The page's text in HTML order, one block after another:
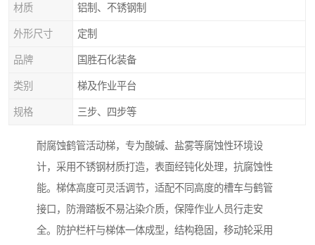
材质 铝制、不锈钢制
外形尺寸 定制
品牌 国胜石化装备
类别 梯及作业平台
规格 三步、四步等
耐腐蚀鹤管活动梯，专为酸碱、盐雾等腐蚀性环境设
计，采用不锈钢材质打造，表面经钝化处理，抗腐蚀性
能。梯体高度可灵活调节，适配不同高度的槽车与鹤管
接口，防滑踏板不易沾染介质，保障作业人员行走安
全。防护栏杆与梯体一体成型，结构稳固，移动轮采用